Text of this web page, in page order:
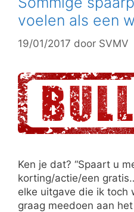
voelen als een
19/01/2017 door SVMV
Ken je dat? “Spaart u
korting/actie/een
elke uitgave die ik toch
graag meedoen aan